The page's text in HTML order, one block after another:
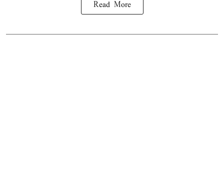
Read More